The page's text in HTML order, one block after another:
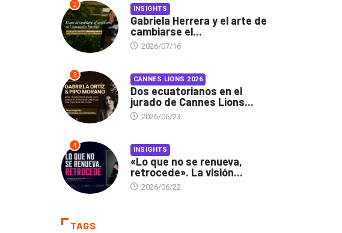
2 INSIGHTS
Gabriela Herrera y el arte de
cambiarse el...
2026/07/16
3 CANNES LIONS 2026
Dos ecuatorianos en el
jurado de Cannes Lions...
2026/06/23
4 INSIGHTS
«Lo que no se renueva,
retrocede». La visión...
2026/06/22
TAGS